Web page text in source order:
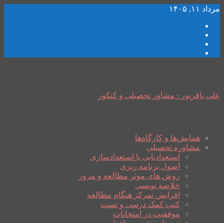
مرداد ۱۱, ۱۴۰۵
علی باقرپور - مشاور تحصیلی و کنکور
همایش‌ها و کارگاه‌ها
مشاوره تحصیلی
استعدادیابی یا استعدادسازی
اصول برنامه ریزی
روش های موثر مطالعه و مرور
خلاصه نویسی
افزایش تمرکز هنگام مطالعه
کتب کمک درسی و تست
موفقیت در امتحانات